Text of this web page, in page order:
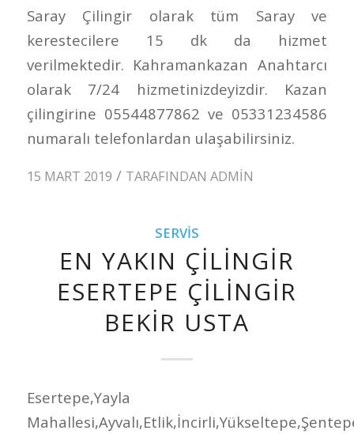
Saray Çilingir olarak tüm Saray ve
kerestecilere 15 dk da hizmet
verilmektedir. Kahramankazan Anahtarcı
olarak 7/24 hizmetinizdeyizdir. Kazan
çilingirine 05544877862 ve 05331234586
numaralı telefonlardan ulaşabilirsiniz.
15 MART 2019 / TARAFINDAN ADMIN
SERVIS
EN YAKIN ÇILINGIR
ESERTEPE ÇILINGIR
BEKIR USTA
Esertepe,Yayla